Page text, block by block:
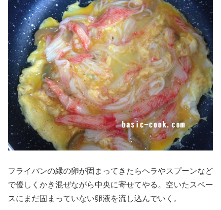
フライパンの縁の卵が固まってきたらヘラやスプーンなど
で優しくかき混ぜながら中央に寄せてやる。空いたスペー
スにまだ固まっていない卵液を流し込んでいく。